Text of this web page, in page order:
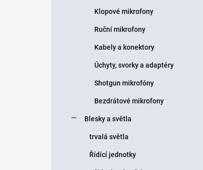
Klopové mikrofony
Ruční mikrofony
Kabely a konektory
Úchyty, svorky a adaptéry
Shotgun mikrofóny
Bezdrátové mikrofony
Blesky a světla
trvalá světla
Řídící jednotky